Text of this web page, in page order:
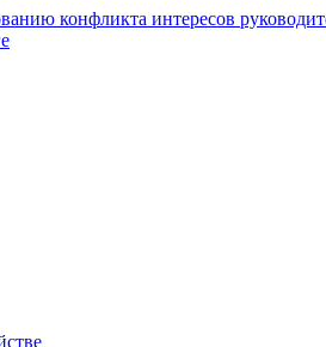
конфликта интересов